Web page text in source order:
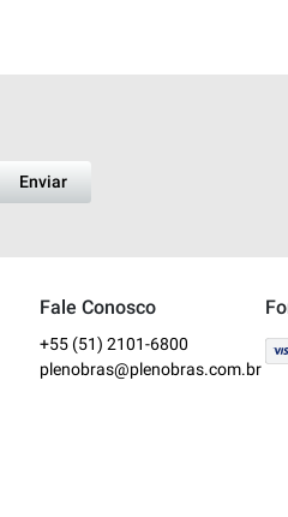
Enviar
Fale Conosco
+55 (51) 2101-6800
plenobras@plenobras.com.br